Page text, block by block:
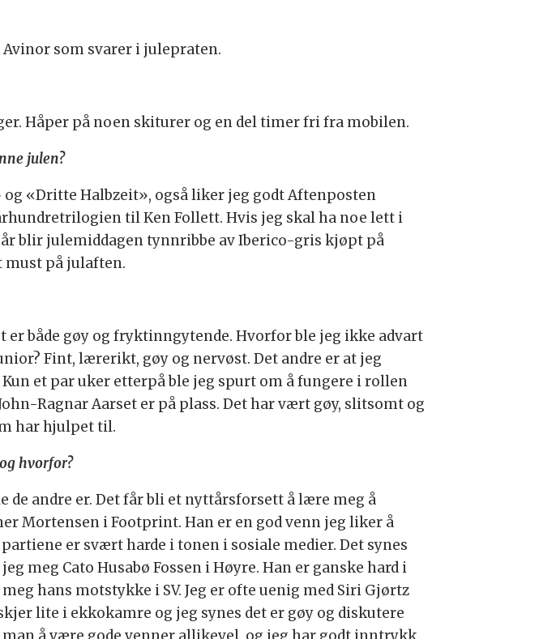
Avinor som svarer i julepraten.
Håper på noen skiturer og en del timer fri fra mobilen.
julen?
«Dritte Halbzeit», også liker jeg godt Aftenposten
til Ken Follett. Hvis jeg skal ha noe lett i
blir julemiddagen tynnribbe av Iberico-gris kjøpt på
must på julaften.
både gøy og fryktinngytende. Hvorfor ble jeg ikke advart
Fint, lærerikt, gøy og nervøst. Det andre er at jeg
et par uker etterpå ble jeg spurt om å fungere i rollen
Ragnar Aarset er på plass. Det har vært gøy, slitsomt og
har hjulpet til.
hvorfor?
de andre er. Det får bli et nyttårsforsett å lære meg å
Mortensen i Footprint. Han er en god venn jeg liker å
er svært harde i tonen i sosiale medier. Det synes
meg Cato Husabø Fossen i Høyre. Han er ganske hard i
hans motstykke i SV. Jeg er ofte uenig med Siri Gjørtz
lite i ekkokamre og jeg synes det er gøy og diskutere